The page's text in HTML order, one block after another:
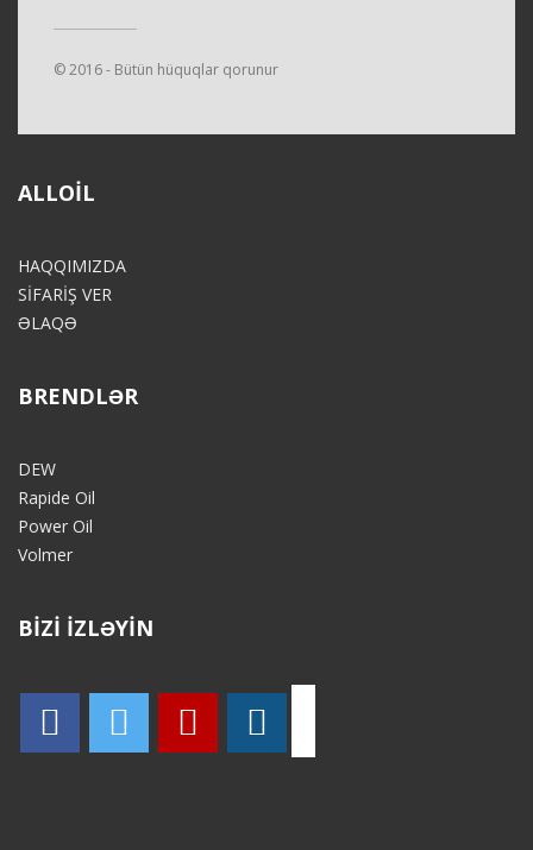
© 2016 - Bütün hüquqlar qorunur
ALLOIL
HAQQIMIZDA
SİFARİŞ VER
ƏLAQƏ
BRENDLƏR
DEW
Rapide Oil
Power Oil
Volmer
BİZİ İZLƏYİN